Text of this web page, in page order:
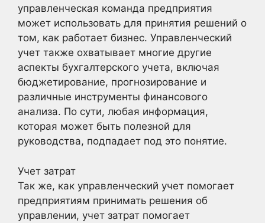
управленческая команда предприятия
может использовать для принятия решений о
том, как работает бизнес. Управленческий
учет также охватывает многие другие
аспекты бухгалтерского учета, включая
бюджетирование, прогнозирование и
различные инструменты финансового
анализа. По сути, любая информация,
которая может быть полезной для
руководства, подпадает под это понятие.
Учет затрат
Так же, как управленческий учет помогает
предприятиям принимать решения об
управлении, учет затрат помогает